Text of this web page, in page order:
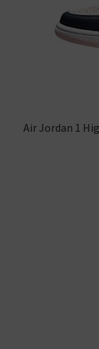
Air Jordan 1